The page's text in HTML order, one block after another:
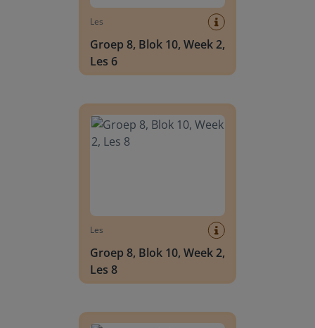
Les
Groep 8, Blok 10, Week 2,
Les 6
Les
Groep 8, Blok 10, Week 2,
Les 8